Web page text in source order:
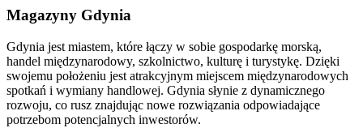
Magazyny Gdynia
Gdynia jest miastem, które łączy w sobie gospodarkę morską,
handel międzynarodowy, szkolnictwo, kulturę i turystykę. Dzięki
swojemu położeniu jest atrakcyjnym miejscem międzynarodowych
spotkań i wymiany handlowej. Gdynia słynie z dynamicznego
rozwoju, co rusz znajdując nowe rozwiązania odpowiadające
potrzebom potencjalnych inwestorów.